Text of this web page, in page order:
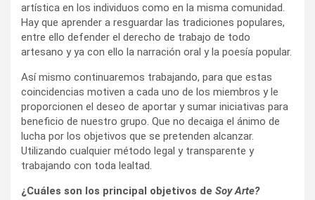
artística en los individuos como en la misma comunidad.
Hay que aprender a resguardar las tradiciones populares,
entre ello defender el derecho de trabajo de todo
artesano y ya con ello la narración oral y la poesía popular.
Así mismo continuaremos trabajando, para que estas
coincidencias motiven a cada uno de los miembros y le
proporcionen el deseo de aportar y sumar iniciativas para
beneficio de nuestro grupo. Que no decaiga el ánimo de
lucha por los objetivos que se pretenden alcanzar.
Utilizando cualquier método legal y transparente y
trabajando con toda lealtad.
¿Cuáles son los principal objetivos de Soy Arte?